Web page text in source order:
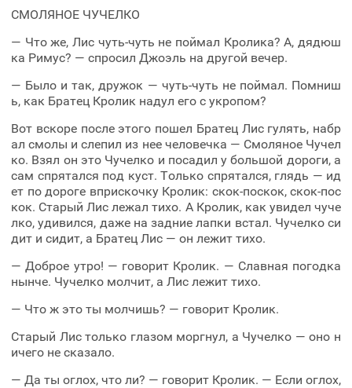
СМОЛЯНОЕ ЧУЧЕЛКО
— Что же, Лис чуть-чуть не поймал Кролика? А, дядюш
ка Римус? — спросил Джоэль на другой вечер.
— Было и так, дружок — чуть-чуть не поймал. Помниш
ь, как Братец Кролик надул его с укропом?
Вот вскоре после этого пошел Братец Лис гулять, набр
ал смолы и слепил из нее человечка — Смоляное Чучел
ко. Взял он это Чучелко и посадил у большой дороги, а
сам спрятался под куст. Только спрятался, глядь — ид
ет по дороге вприскочку Кролик: скок-поскок, скок-пос
кок. Старый Лис лежал тихо. А Кролик, как увидел чуче
лко, удивился, даже на задние лапки встал. Чучелко си
дит и сидит, а Братец Лис — он лежит тихо.
— Доброе утро! — говорит Кролик. — Славная погодка
нынче. Чучелко молчит, а Лис лежит тихо.
— Что ж это ты молчишь? — говорит Кролик.
Старый Лис только глазом моргнул, а Чучелко — оно н
ичего не сказало.
— Да ты оглох, что ли? — говорит Кролик. — Если оглох,